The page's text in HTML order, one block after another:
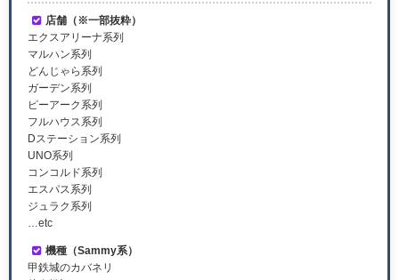
店舗（※一部抜粋）
エクスアリーナ系列
マルハン系列
どんじゃら系列
ガーデン系列
ピーアーク系列
フルハウス系列
Dステーション系列
UNO系列
コンコルド系列
エスパス系列
ジュラク系列
…etc
機種（Sammy系）
甲鉄城のカバネリ